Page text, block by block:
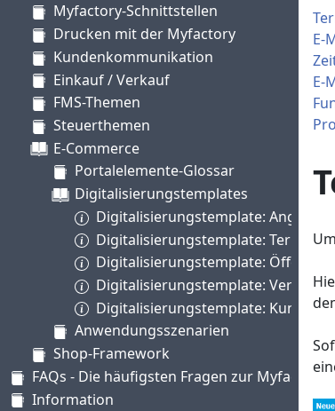
Myfactory-Schnittstellen
Drucken mit der Myfactory
Kundenkommunikation
Einkauf / Verkauf
FMS-Themen
Steuerthemen
E-Commerce
Portalelemente-Glossar
Digitalisierungstemplates
Digitalisierungstemplate:
Digitalisierungstemplate:
Digitalisierungstemplate:
Digitalisierungstemplate:
Digitalisierungstemplate:
Anwendungsszenarien
Shop-Framework
FAQs - Die häufigsten Fragen zur Myfactory
Information
E-
E-